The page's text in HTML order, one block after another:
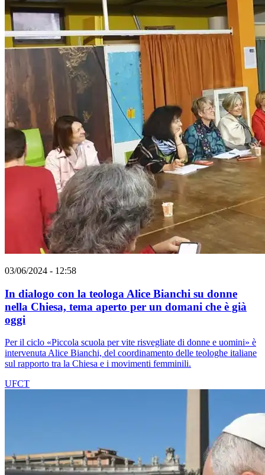
03/06/2024 - 12:58
In dialogo con la teologa Alice Bianchi su donne
nella Chiesa, tema aperto per un domani che è già
oggi
Per il ciclo «Piccola scuola per vite risvegliate di donne e uomini» è
intervenuta Alice Bianchi, del coordinamento delle teologhe italiane
sul rapporto tra la Chiesa e i movimenti femminili.
UFCT